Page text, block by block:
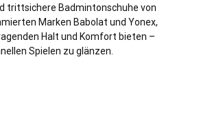
trittsichere Badmintonschuhe von
Marken Babolat und Yonex,
Halt und Komfort bieten –
Spielen zu glänzen.